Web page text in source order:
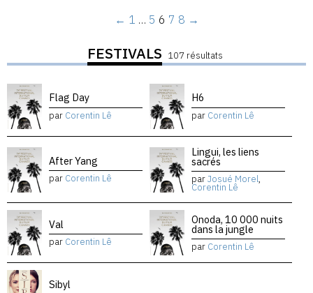
← 1 … 5 6 7 8 →
FESTIVALS 107 résultats
Flag Day
par Corentin Lê
H6
par Corentin Lê
After Yang
par Corentin Lê
Lingui, les liens
sacrés
parJosué Morel,
Corentin Lê
Val
par Corentin Lê
Onoda, 10 000 nuits
dans la jungle
par Corentin Lê
Sibyl